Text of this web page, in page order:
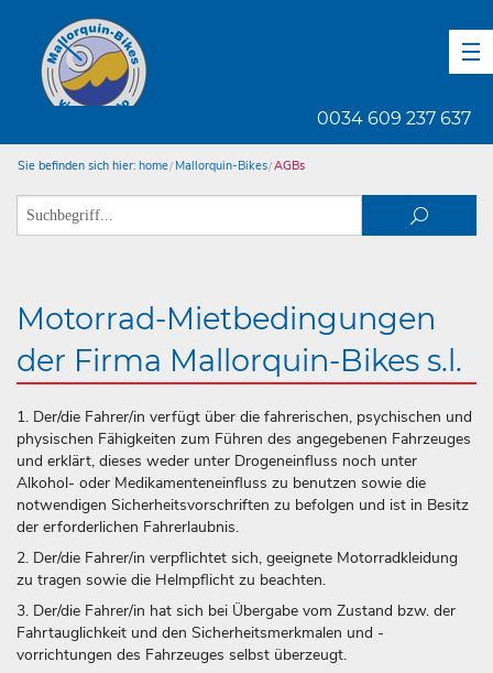
0034 609 237 637
Sie befinden sich hier: home Mallorquin-Bikes AGBs
Motorrad-Mietbedingungen
der Firma Mallorquin-Bikes s.l.
1. Der/die Fahrer/in verfügt über die fahrerischen, psychischen und
physischen Fähigkeiten zum Führen des angegebenen Fahrzeuges
und erklärt, dieses weder unter Drogeneinfluss noch unter
Alkohol- oder Medikamenteneinfluss zu benutzen sowie die
notwendigen Sicherheitsvorschriften zu befolgen und ist in Besitz
der erforderlichen Fahrerlaubnis.
2. Der/die Fahrer/in verpflichtet sich, geeignete Motorradkleidung
zu tragen sowie die Helmpflicht zu beachten.
3. Der/die Fahrer/in hat sich bei Übergabe vom Zustand bzw. der
Fahrtauglichkeit und den Sicherheitsmerkmalen und -
vorrichtungen des Fahrzeuges selbst überzeugt.